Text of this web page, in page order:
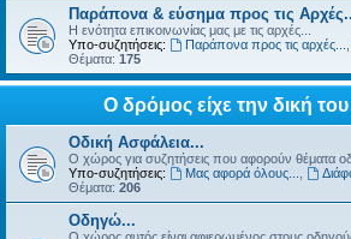
Παράπονα & εύσημα προς τις
Η ενότητα επικοινωνίας μας με τις αρχές...
Υπο-συζητήσεις:
Παράπονα προς τις αρχές...
Θέματα: 175
Ο δρόμος είχε την δική του
Οδική Ασφάλεια...
Ο χώρος για συζητήσεις που αφορούν θέματα
Υπο-συζητήσεις:
Μας αφορά όλους...
Θέματα: 206
Οδηγώ...